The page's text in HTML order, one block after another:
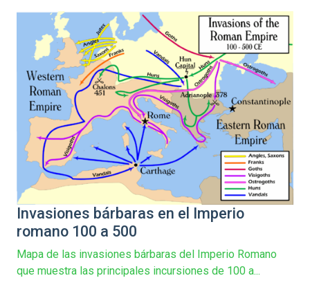
Invasiones bárbaras en el Imperio
romano 100 a 500
Mapa de las invasiones bárbaras del Imperio Romano
que muestra las principales incursiones de 100 a...